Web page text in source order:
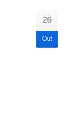
26
Out